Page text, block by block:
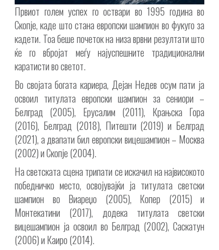
Првиот голем успех го оствари во 1995 година во
Скопје, каде што стана европски шампион во фукуго за
кадети. Тоа беше почеток на низа врвни резултати што
ќе го вбројат меѓу најуспешните традиционални
каратисти во светот.
Во својата богата кариера, Дејан Недев осум пати ја
освоил титулата европски шампион за сениори –
Белград (2005), Ерусалим (2011), Крањска Гора
(2016), Белград (2018), Питешти (2019) и Белград
(2021), а двапати бил европски вицешампион – Москва
(2002) и Скопје (2004).
На светската сцена трипати се искачил на највисокото
победничко место, освојувајќи ја титулата светски
шампион во Виареџо (2005), Копер (2015) и
Монтекатини (2017), додека титулата светски
вицешампион ја освоил во Белград (2002), Саскатун
(2006) и Каиро (2014).